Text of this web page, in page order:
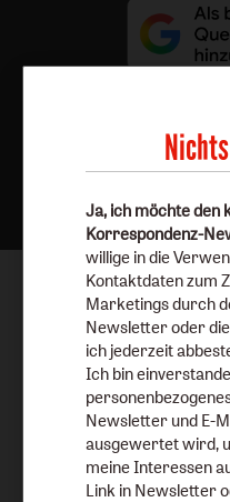
Ja, ich möchte den
Korrespondenz-
willige in die
Kontaktdaten zum
Marketings durch
Newsletter oder
ich jederzeit
Ich bin
Newsletter und E-
ausgewertet wird,
meine Interessen
Link in Newsletter